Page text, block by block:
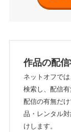
作品の配
ネットオフで
検索し、配信有
配信の有無だ
品・レンタル
けします。